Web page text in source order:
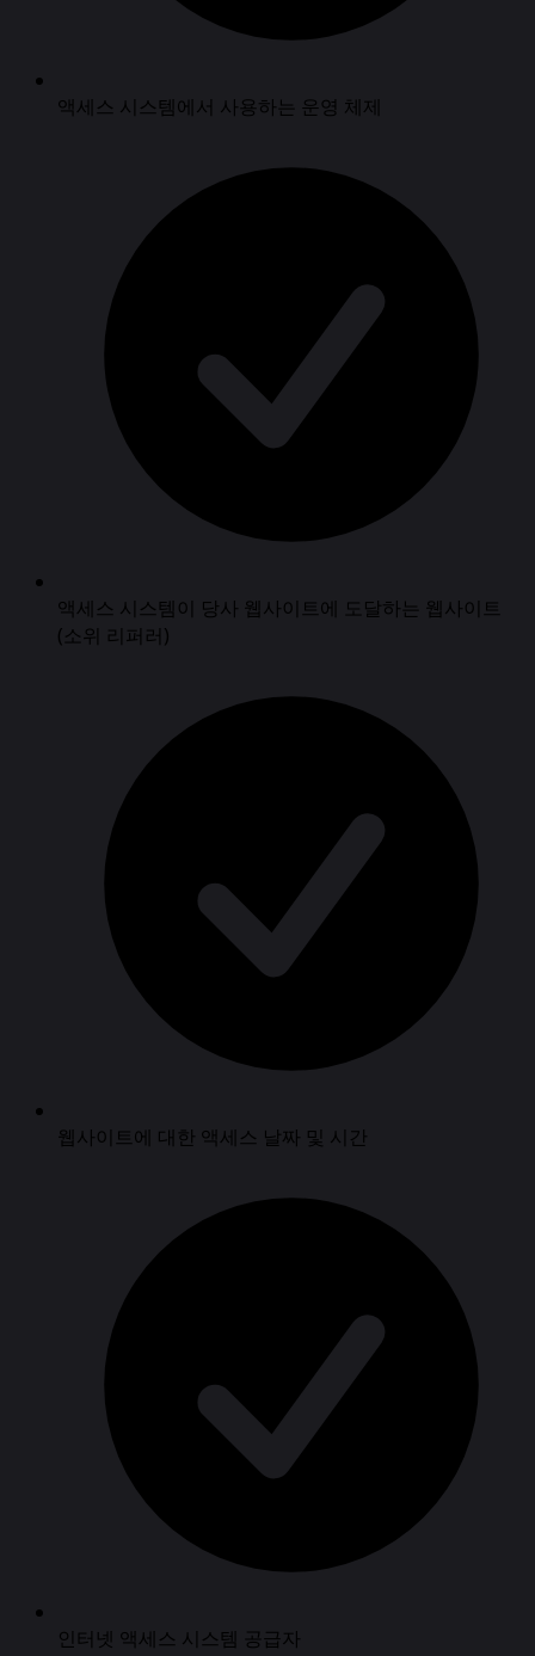
액세스 시스템에서 사용하는 운영 체제
액세스 시스템이 당사 웹사이트에 도달하는 웹사이트
(소위 리퍼러)
웹사이트에 대한 액세스 날짜 및 시간
인터넷 액세스 시스템 공급자